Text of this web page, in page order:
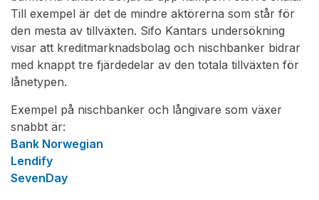
Till exempel är det de mindre aktörerna som står för
den mesta av tillväxten. Sifo Kantars undersökning
visar att kreditmarknadsbolag och nischbanker bidrar
med knappt tre fjärdedelar av den totala tillväxten för
lånetypen.
Exempel på nischbanker och långivare som växer
snabbt är:
Bank Norwegian
Lendify
SevenDay